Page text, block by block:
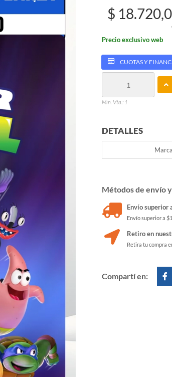
$
Precio exclusivo web
CUOTAS Y
Min. Vta.: 1
DETALLES
Marca
Métodos de envío
Envío superior
Envío superior a
Retiro en
Retira tu compra
Compartí en: